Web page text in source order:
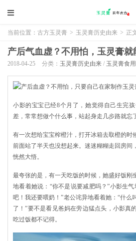
当前位置： 古方玉灵膏 > 玉灵膏历史由来 > 正
产后气血虚？不用怕，玉灵膏就
2018-04-25 分类： 玉灵膏历史由来 / 玉灵膏食
小影的宝宝已经8个月了，她觉得自己生完
差，常常想做个什么事，站起身走几步路就忘
有一次想给宝宝榨橙汁，打开冰箱去取橙的时
前面站了半天也没想起来。迷迷糊糊走回房间
恍然大悟。
最夸张的是，有一天吃饭的时候，她盛好饭刚
地看着她说：“你不是说要减肥吗？”小影生
吧！我还要喂奶！”老公诧异地看着她：“什么
了！”要不是看见爸妈在旁边猛点头，小影真
吃过饭都不记得。